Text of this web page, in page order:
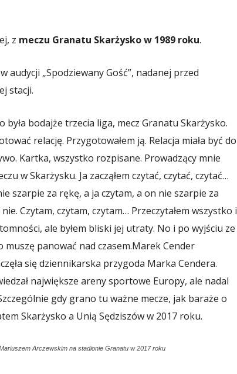
z meczu Granatu Skarżysko w 1989 roku.
audycji „Spodziewany Gość”, nadanej przed
stacji.
była bodajże trzecia liga, mecz Granatu Skarżysko.
relację. Przygotowałem ją. Relacja miała być do
Kartka, wszystko rozpisane. Prowadzący mnie
w Skarżysku. Ja zacząłem czytać, czytać, czytać…
szarpie za rękę, a ja czytam, a on nie szarpie za
Czytam, czytam, czytam… Przeczytałem wszystko i
ale byłem bliski jej utraty. No i po wyjściu ze
muszę panować nad czasem.Marek Cender
się dziennikarska przygoda Marka Cendera.
największe areny sportowe Europy, ale nadal
gdy grano tu ważne mecze, jak baraże o
Skarżysko a Unią Sędziszów w 2017 roku.
Arczewskim na stadionie Granatu w 2017 roku